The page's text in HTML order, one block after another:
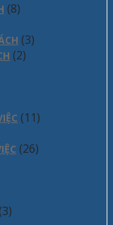
(8)
(3)
(2)
(11)
(26)
(3)